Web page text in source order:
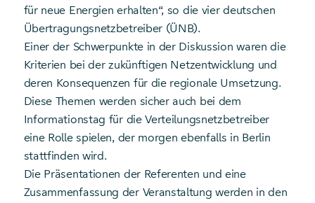
für neue Energien erhalten“, so die vier deutschen
Übertragungsnetzbetreiber (ÜNB).
Einer der Schwerpunkte in der Diskussion waren die
Kriterien bei der zukünftigen Netzentwicklung und
deren Konsequenzen für die regionale Umsetzung.
Diese Themen werden sicher auch bei dem
Informationstag für die Verteilungsnetzbetreiber
eine Rolle spielen, der morgen ebenfalls in Berlin
stattfinden wird.
Die Präsentationen der Referenten und eine
Zusammenfassung der Veranstaltung werden in den